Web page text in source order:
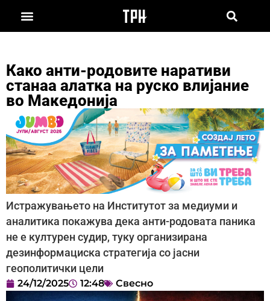
Како анти-родовите наративи
станаа алатка на руско влијание
во Македонија
Истражувањето на Институтот за медиуми и
аналитика покажува дека анти-родовата паника
не е културен судир, туку организирана
дезинформациска стратегија со јасни
геополитички цели
24/12/2025 12:48 Свесно